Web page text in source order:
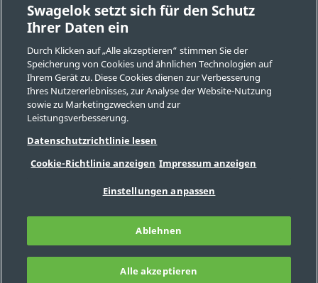
ÜBER UNS
©2026 Swagelok Company. Alle Rechte vorbehalten.
Datenschutzbestimmungen
Rechtliche Bestimmungen
FAQ
Seitenverzeichnis
Cookie-Präferenzen
Meine personenbezogenen Informationen
nicht verkaufen oder mit anderen teilen
Swagelok setzt sich für den Schutz
Ihrer Daten ein
Durch Klicken auf „Alle akzeptieren“ stimmen Sie der
Speicherung von Cookies und ähnlichen Technologien auf
Ihrem Gerät zu. Diese Cookies dienen zur Verbesserung
Ihres Nutzererlebnisses, zur Analyse der Website-Nutzung
sowie zu Marketingzwecken und zur
Leistungsverbesserung.
Datenschutzrichtlinie lesen
Cookie-Richtlinie anzeigen Impressum anzeigen
Einstellungen anpassen
Ablehnen
Alle akzeptieren